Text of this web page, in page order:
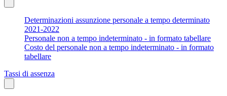
Determinazioni assunzione personale a tempo determinato
2021-2022
Personale non a tempo indeterminato - in formato tabellare
Costo del personale non a tempo indeterminato - in formato
tabellare
Tassi di assenza